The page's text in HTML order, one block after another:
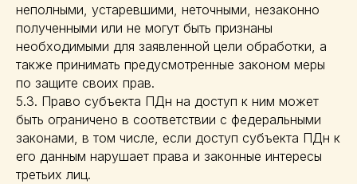
неполными, устаревшими, неточными, незаконно
полученными или не могут быть признаны
необходимыми для заявленной цели обработки, а
также принимать предусмотренные законом меры
по защите своих прав.
5.3. Право субъекта ПДн на доступ к ним может
быть ограничено в соответствии с федеральными
законами, в том числе, если доступ субъекта ПДн к
его данным нарушает права и законные интересы
третьих лиц.